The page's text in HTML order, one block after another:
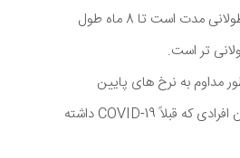
برابر عفونت طبیعی طولانی مدت است تا 8 ماه طول
تر است.
مداوم به نرخ های پایین
عفونت مجدد در میان افرادی که قبلاً COVID-19 داشته